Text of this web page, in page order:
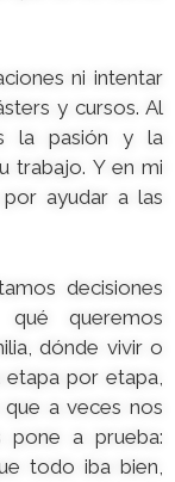
ni intentar
y cursos. Al
la pasión y la
trabajo. Y en mi
ayudar a las
decisiones
qué queremos
dónde vivir o
por etapa,
a veces nos
a prueba:
todo iba bien,